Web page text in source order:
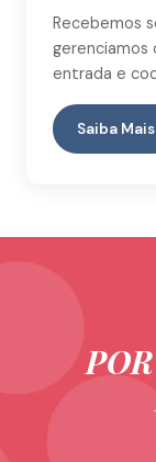
Recebemos
gerenciamos
entrada e
Saiba Mais